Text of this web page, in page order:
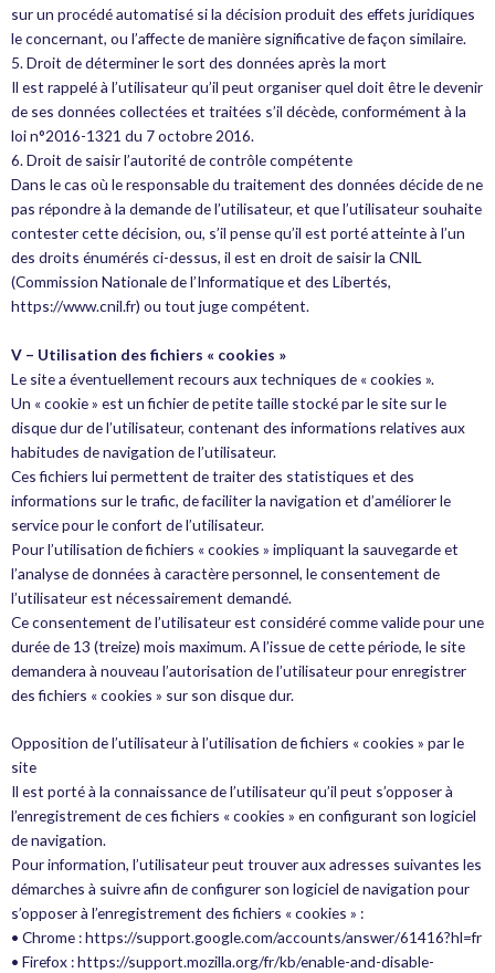
sur un procédé automatisé si la décision produit des effets juridiques
le concernant, ou l’affecte de manière significative de façon similaire.
5. Droit de déterminer le sort des données après la mort
Il est rappelé à l’utilisateur qu’il peut organiser quel doit être le devenir
de ses données collectées et traitées s’il décède, conformément à la
loi n°2016-1321 du 7 octobre 2016.
6. Droit de saisir l’autorité de contrôle compétente
Dans le cas où le responsable du traitement des données décide de ne
pas répondre à la demande de l’utilisateur, et que l’utilisateur souhaite
contester cette décision, ou, s’il pense qu’il est porté atteinte à l’un
des droits énumérés ci-dessus, il est en droit de saisir la CNIL
(Commission Nationale de l’Informatique et des Libertés,
https://www.cnil.fr) ou tout juge compétent.
V – Utilisation des fichiers « cookies »
Le site a éventuellement recours aux techniques de « cookies ».
Un « cookie » est un fichier de petite taille stocké par le site sur le
disque dur de l’utilisateur, contenant des informations relatives aux
habitudes de navigation de l’utilisateur.
Ces fichiers lui permettent de traiter des statistiques et des
informations sur le trafic, de faciliter la navigation et d’améliorer le
service pour le confort de l’utilisateur.
Pour l’utilisation de fichiers « cookies » impliquant la sauvegarde et
l’analyse de données à caractère personnel, le consentement de
l’utilisateur est nécessairement demandé.
Ce consentement de l’utilisateur est considéré comme valide pour une
durée de 13 (treize) mois maximum. A l’issue de cette période, le site
demandera à nouveau l’autorisation de l’utilisateur pour enregistrer
des fichiers « cookies » sur son disque dur.
Opposition de l’utilisateur à l’utilisation de fichiers « cookies » par le
site
Il est porté à la connaissance de l’utilisateur qu’il peut s’opposer à
l’enregistrement de ces fichiers « cookies » en configurant son logiciel
de navigation.
Pour information, l’utilisateur peut trouver aux adresses suivantes les
démarches à suivre afin de configurer son logiciel de navigation pour
s’opposer à l’enregistrement des fichiers « cookies » :
• Chrome : https://support.google.com/accounts/answer/61416?hl=fr
• Firefox : https://support.mozilla.org/fr/kb/enable-and-disable-